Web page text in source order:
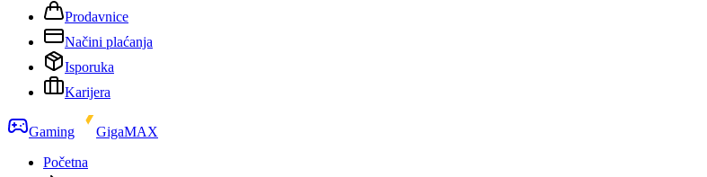
Prodavnice
Načini plaćanja
Isporuka
Karijera
Gaming
GigaMAX
Početna